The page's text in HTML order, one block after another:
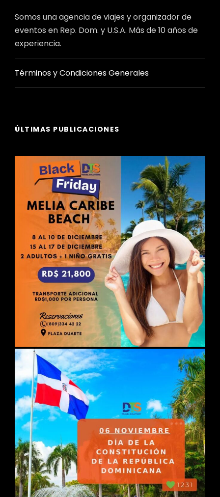
Somos una agencia de viajes y organizador de
eventos en Rep. Dom. y U.S.A. Más de 10 años de
experiencia.
Términos y Condiciones Generales
ÚLTIMAS PUBLICACIONES